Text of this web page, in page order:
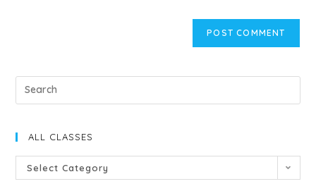
ALL CLASSES
Select Category